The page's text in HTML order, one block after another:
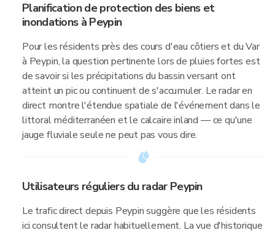
Planification de protection des biens et
inondations à Peypin
Pour les résidents près des cours d'eau côtiers et du Var
à Peypin, la question pertinente lors de pluies fortes est
de savoir si les précipitations du bassin versant ont
atteint un pic ou continuent de s'accumuler. Le radar en
direct montre l'étendue spatiale de l'événement dans le
littoral méditerranéen et le calcaire inland — ce qu'une
jauge fluviale seule ne peut pas vous dire.
Utilisateurs réguliers du radar Peypin
Le trafic direct depuis Peypin suggère que les résidents
ici consultent le radar habituellement. La vue d'historique